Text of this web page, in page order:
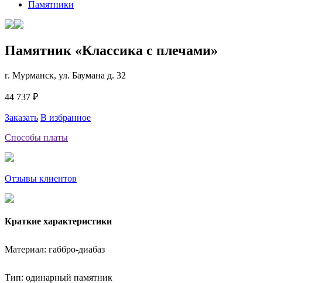
Памятники
Памятник «Классика c плечами»
г. Мурманск, ул. Баумана д. 32
44 737 ₽
Заказать В избранное
Способы платы
Отзывы клиентов
Краткие характеристики
Материал: габбро-диабаз
Тип: одинарный памятник